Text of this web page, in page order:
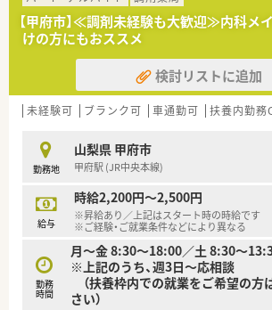
■社長自らが薬剤師として現場に立ち続け
ッフが抱える悩みや意見を柔軟に反映し
ます。
■本部常駐のラウンダーが各店舗の休みを
り、有給休暇の取得や急な欠員時にも融通
です。
すぎず幅広い知識を維持しながら、安定し
す。
■医薬品の採用品目数は1,200品目を超えて
容に対応することで、地域住民の健康を支
【募集背景と求める人物像について】
される薬局の一員として、腰を据えて長く
す。
■調剤経験をお持ちの方はもちろん、経験
業務に対して真摯に向き合い、前向きに学
ます。
■患者様の悩みや相談に対してじっくりと
ミュニケーション能力と、粘り強く仕事に
ます。
【こんな取り組みをしています】
■地域の健康チェックコーナーを完備し、
【甲府市】≪調剤未経験も大歓迎≫内科メ
けの方にもおススメ
検討リストに追加
未経験可 ブランク可 車通勤可 扶養内勤務
勤務地
山梨県 甲府市
甲府駅 (JR中央本線)
給与
時給2,200円～2,500円
※昇給あり／上記はスタート時の時給です
※ご経験・ご就業条件などにより異なる
勤務
時間
月～金 8:30～18:00／土 8:30～
※上記のうち、週3日～応相談
（扶養枠内での就業をご希望の方
さい）